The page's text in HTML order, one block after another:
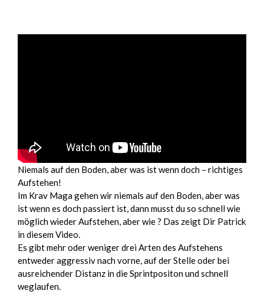
Niemals auf den Boden, aber was ist wenn doch – richtiges
Aufstehen!
Im Krav Maga gehen wir niemals auf den Boden, aber was
ist wenn es doch passiert ist, dann musst du so schnell wie
möglich wieder Aufstehen, aber wie ? Das zeigt Dir Patrick
in diesem Video.
Es gibt mehr oder weniger drei Arten des Aufstehens
entweder aggressiv nach vorne, auf der Stelle oder bei
ausreichender Distanz in die Sprintpositon und schnell
weglaufen.